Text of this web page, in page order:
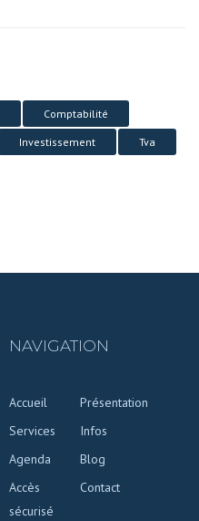
Comptabilité
Investissement Tva
NAVIGATION
Accueil
Présentation
Services
Infos
Agenda
Blog
Accès
sécurisé
Contact